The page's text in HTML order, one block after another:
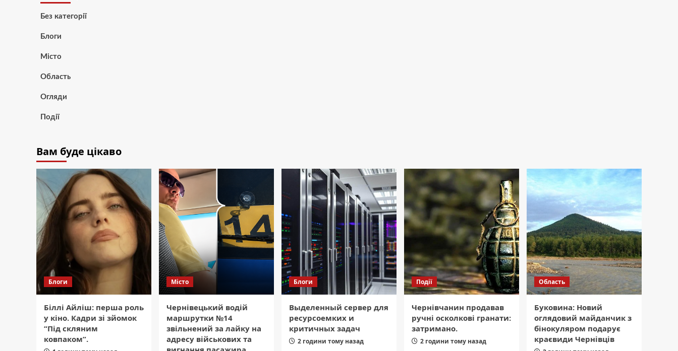
Без категорії
Блоги
Місто
Область
Огляди
Події
Вам буде цікаво
Блоги
Біллі Айліш: перша роль
у кіно. Кадри зі зйомок
“Під скляним
ковпаком”.
Місто
Чернівецький водій
маршрутки №14
звільнений за лайку на
адресу військових та
Блоги
Выделенный сервер для
ресурсоемких и
критичных задач
2 години тому назад
Події
Чернівчанин продавав
ручні осколкові гранати:
затримано.
2 години тому назад
Область
Буковина: Новий
оглядовий майданчик з
бінокуляром подарує
краєвиди Чернівців